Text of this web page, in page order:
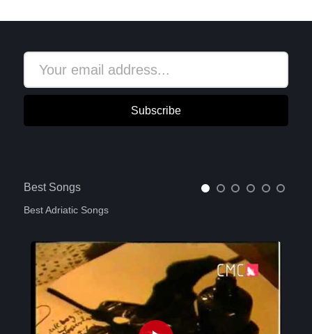
Subscribe
Best Songs
Best Adriatic Songs